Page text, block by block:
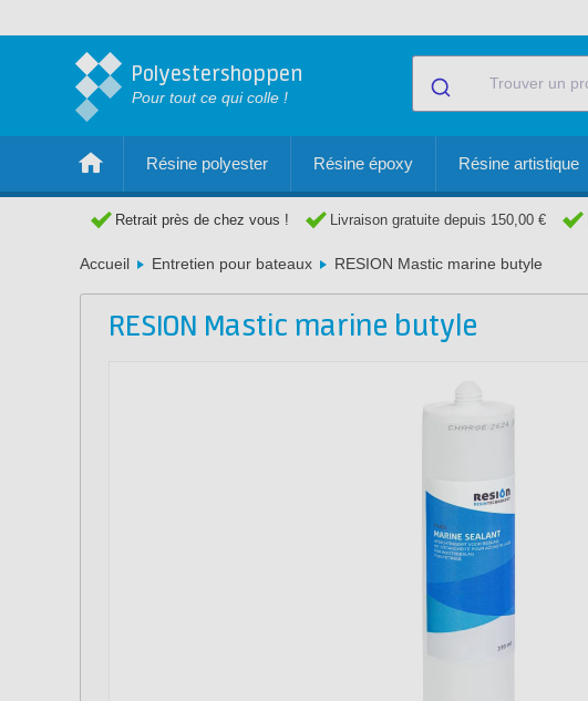
Polyestershoppen
Pour tout ce qui colle !
Résine polyester Résine époxy Résine artistique
Retrait près de chez vous ! Livraison gratuite depuis 150,00 €
Accueil Entretien pour bateaux RESION Mastic marine butyle
RESION Mastic marine butyle